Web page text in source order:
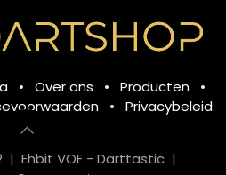
• Over ons • Producten
•
• Privacybeleid
| Ehbit VOF - Darttastic |